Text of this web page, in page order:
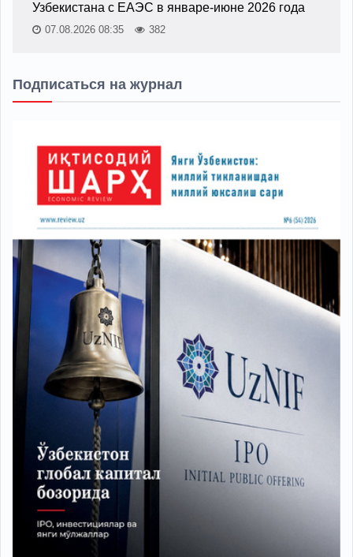
Узбекистана с ЕАЭС в январе-июне 2026 года
07.08.2026 08:35 382
Подписаться на журнал